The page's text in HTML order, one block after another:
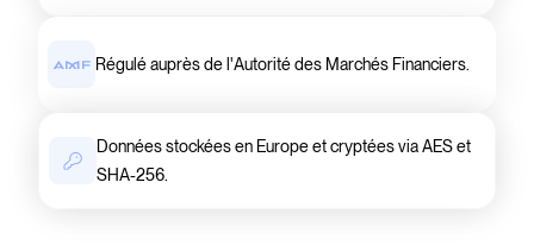
Régulé auprès de l'Autorité des Marchés Financiers.
Données stockées en Europe et cryptées via AES et
SHA-256.